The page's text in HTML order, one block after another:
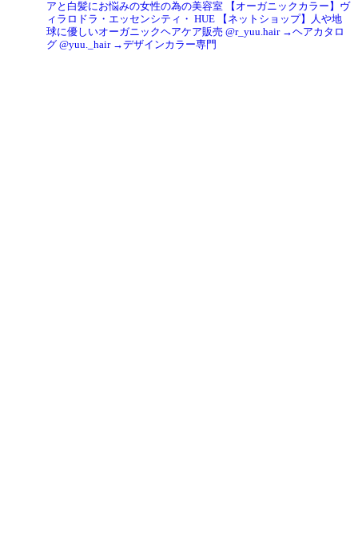
アと白髪にお悩みの女性の為の美容室 【オーガニックカラー】ヴ
ィラロドラ・エッセンシティ・ HUE 【ネットショップ】人や地
球に優しいオーガニックヘアケア販売 @r_yuu.hair →ヘアカタロ
グ @yuu._hair →デザインカラー専門